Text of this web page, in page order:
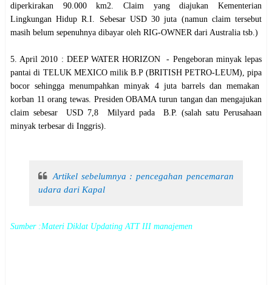
diperkirakan 90.000 km2. Claim yang diajukan Kementerian
Lingkungan Hidup R.I. Sebesar USD 30 juta (namun claim tersebut
masih belum sepenuhnya dibayar oleh RIG-OWNER dari Australia tsb.)
5. April 2010 : DEEP WATER HORIZON - Pengeboran minyak lepas
pantai di TELUK MEXICO milik B.P (BRITISH PETRO-LEUM), pipa
bocor sehingga menumpahkan minyak 4 juta barrels dan memakan
korban 11 orang tewas. Presiden OBAMA turun tangan dan mengajukan
claim sebesar USD 7,8 Milyard pada B.P. (salah satu Perusahaan
minyak terbesar di Inggris).
Artikel sebelumnya : pencegahan pencemaran
udara dari Kapal
Sumber :Materi Diklat Updating ATT III manajemen